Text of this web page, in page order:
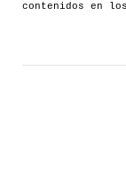
contenidos en